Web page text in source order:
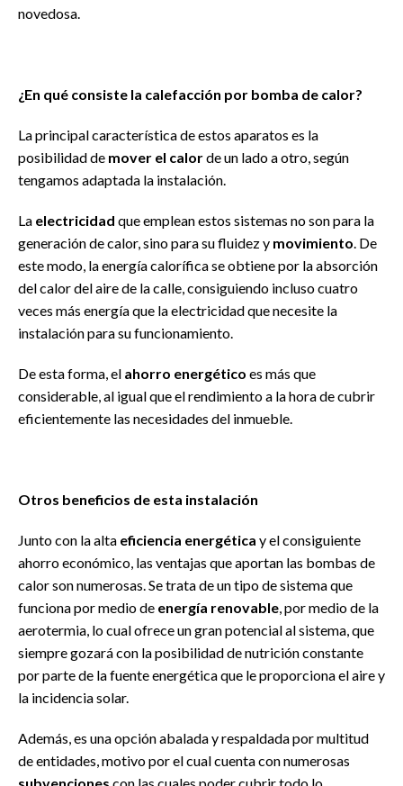
novedosa.
¿En qué consiste la calefacción por bomba de calor?
La principal característica de estos aparatos es la
posibilidad de mover el calorde un lado a otro, según
tengamos adaptada la instalación.
La electricidad que emplean estos sistemas no son para la
generación de calor, sino para su fluidez y movimiento. De
este modo, la energía calorífica se obtiene por la absorción
del calor del aire de la calle, consiguiendo incluso cuatro
veces más energía que la electricidad que necesite la
instalación para su funcionamiento.
De esta forma, el ahorro energético es más que
considerable, al igual que el rendimiento a la hora de cubrir
eficientemente las necesidades del inmueble.
Otros beneficios de esta instalación
Junto con la alta eficiencia energética y el consiguiente
ahorro económico, las ventajas que aportan las bombas de
calor son numerosas. Se trata de un tipo de sistema que
funciona por medio de energía renovable, por medio de la
aerotermia, lo cual ofrece un gran potencial al sistema, que
siempre gozará con la posibilidad de nutrición constante
por parte de la fuente energética que le proporciona el aire y
la incidencia solar.
Además, es una opción abalada y respaldada por multitud
de entidades, motivo por el cual cuenta con numerosas